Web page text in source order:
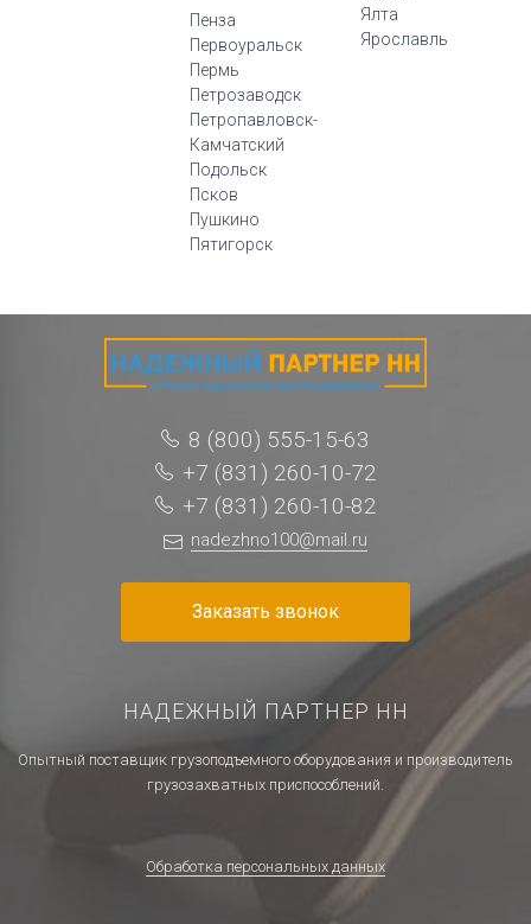
Пенза
Первоуральск
Пермь
Петрозаводск
Петропавловск-
Камчатский
Подольск
Псков
Пушкино
Пятигорск
Ялта
Ярославль
8 (800) 555-15-63
+7 (831) 260-10-72
+7 (831) 260-10-82
nadezhno100@mail.ru
Заказать звонок
НАДЕЖНЫЙ ПАРТНЕР НН
Опытный поставщик грузоподъемного оборудования и производитель
грузозахватных приспособлений.
Обработка персональных данных